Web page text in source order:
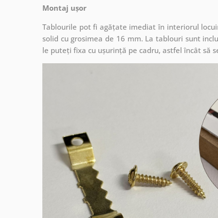
Montaj ușor
Tablourile pot fi agățate imediat în interiorul
solid cu grosimea de 16 mm. La tablouri sunt
le puteți fixa cu ușurință pe cadru, astfel încât să